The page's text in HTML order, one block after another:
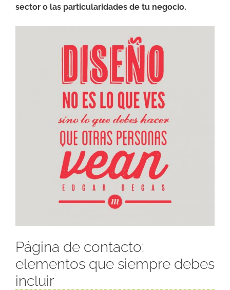
sector o las particularidades de tu negocio.
Página de contacto:
elementos que siempre debes
incluir